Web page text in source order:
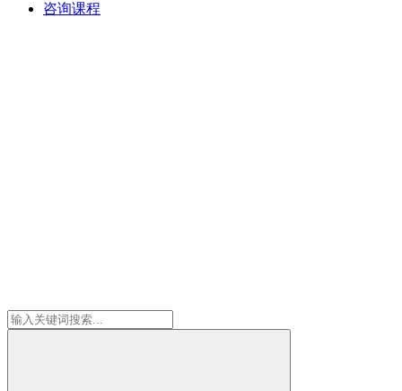
咨询课程